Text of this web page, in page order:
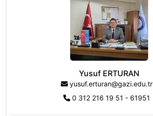
Yusuf ERTURAN
yusuf.erturan@gazi.edu.tr
0 312 216 19 51 - 61951